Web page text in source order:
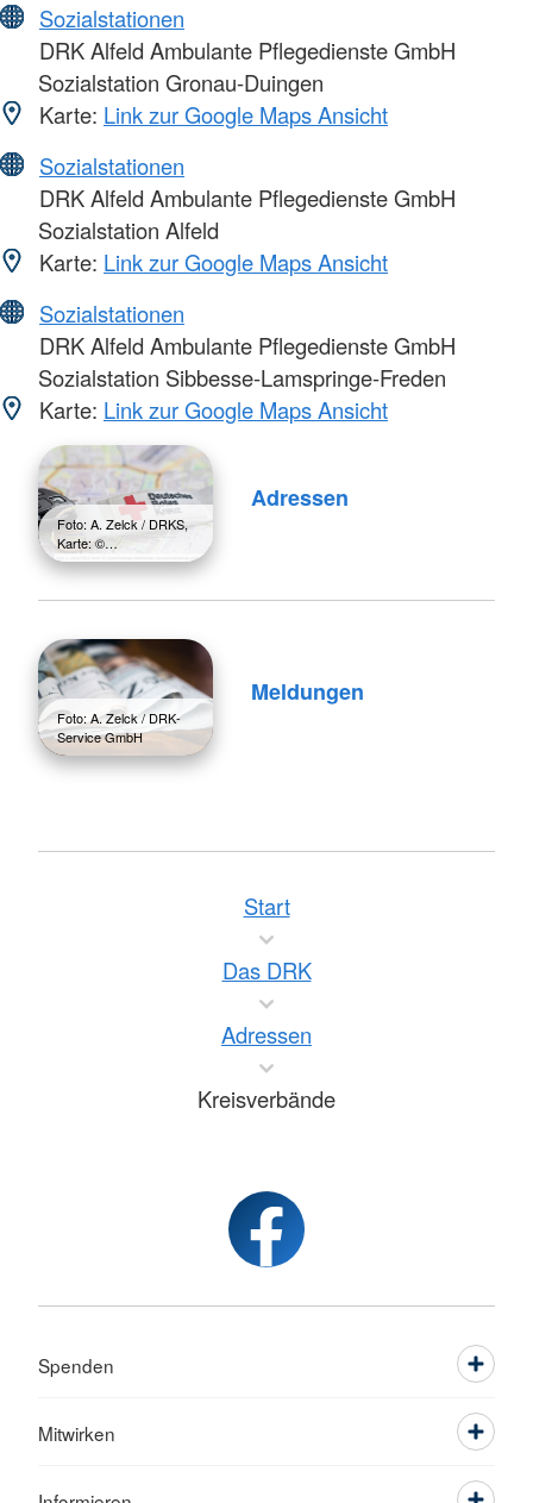
Sozialstationen
DRK Alfeld Ambulante Pflegedienste GmbH
Sozialstation Gronau-Duingen
Karte: Link zur Google Maps Ansicht
Sozialstationen
DRK Alfeld Ambulante Pflegedienste GmbH
Sozialstation Alfeld
Karte: Link zur Google Maps Ansicht
Sozialstationen
DRK Alfeld Ambulante Pflegedienste GmbH
Sozialstation Sibbesse-Lamspringe-Freden
Karte: Link zur Google Maps Ansicht
Foto: A. Zelck / DRKS,
Karte: ©…
Adressen
Foto: A. Zelck / DRK-
Service GmbH
Meldungen
Start
Das DRK
Adressen
Kreisverbände
Spenden
Mitwirken